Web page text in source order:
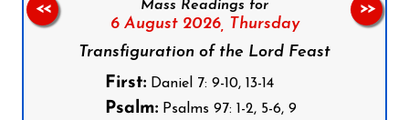
Mass Readings for
6 August 2026, Thursday
Transfiguration of the Lord Feast
First:Daniel 7: 9-10, 13-14
Psalm:Psalms 97: 1-2, 5-6, 9
<< >>